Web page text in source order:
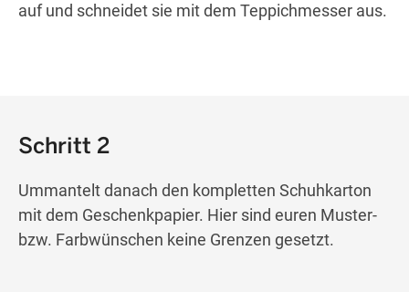
auf und schneidet sie mit dem Teppichmesser aus.
Schritt 2
Ummantelt danach den kompletten Schuhkarton
mit dem Geschenkpapier. Hier sind euren Muster-
bzw. Farbwünschen keine Grenzen gesetzt.